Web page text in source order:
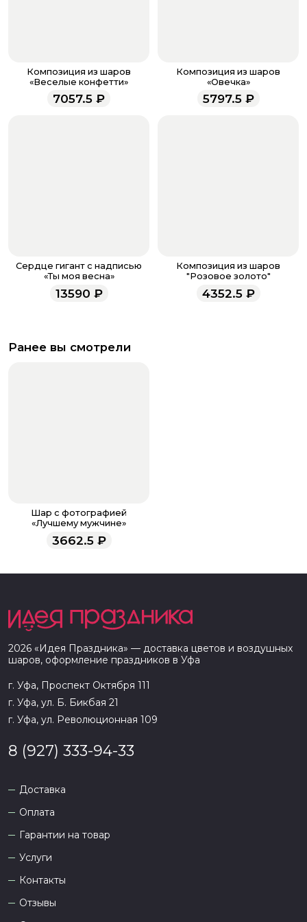
звоните по номеру телефона
напишите WhatsApp
+7 937 333-66-53. Наши
менеджеры работают ежедневно с 9.00 до 23.00 и
всегда рады проконсультировать вас.
Композиция из шаров
«Веселые конфетти»
7057.5 ₽
Композиция из шаров
«Овечка»
5797.5₽
Сердце гигант с надписью
«Ты моя весна»
13590 ₽
Композиция из шаров
"Розовое золото"
4352.5₽
Ранее вы смотрели
Шар с фотографией
«Лучшему мужчине»
3662.5₽
2026 «Идея Праздника» — доставка цветов и воздушных
шаров, оформление праздников в Уфа
г. Уфа, Проспект Октября 111
г. Уфа, ул. Б. Бикбая 21
г. Уфа, ул. Революционная 109
8 (927) 333-94-33
Доставка
Оплата
Гарантии на товар
Услуги
Контакты
Отзывы